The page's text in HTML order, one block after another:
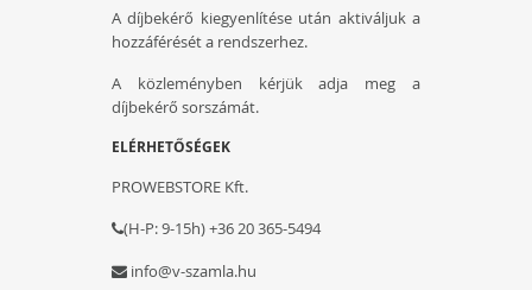
A díjbekérő kiegyenlítése után aktiváljuk a
hozzáférését a rendszerhez.
A közleményben kérjük adja meg a
díjbekérő sorszámát.
ELÉRHETŐSÉGEK
PROWEBSTORE Kft.
(H-P: 9-15h) +36 20 365-5494
info@v-szamla.hu